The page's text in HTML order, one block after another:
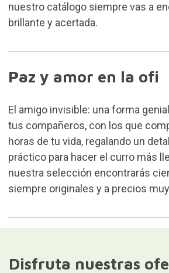
nuestro catálogo siempre vas a
brillante y acertada.
Paz y amor en la ofi
El amigo invisible: una forma
tus compañeros, con los que
horas de tu vida, regalando un
práctico para hacer el curro más
nuestra selección encontrarás
siempre originales y a precios
Disfruta nuestras